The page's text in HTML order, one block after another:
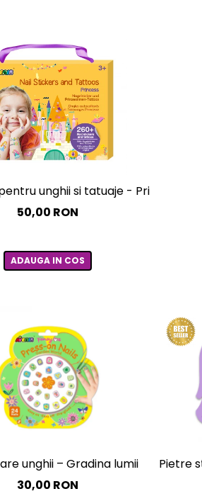
unghii si tatuaje - Printesa
50,00 RON
ADAUGA IN COS
unghii – Gradina lumii
30,00 RON
Pietre